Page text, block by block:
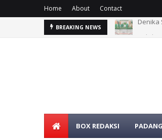
Home About Contact
BREAKING NEWS Sekda
BOX REDAKSI PADANG